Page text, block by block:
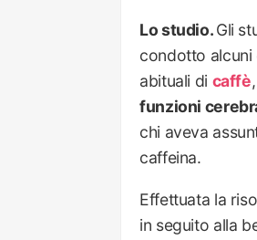
Lo studio.Gli
condotto alcuni
abituali di caffè
funzioni
chi aveva
caffeina.
Effettuata la
in seguito alla